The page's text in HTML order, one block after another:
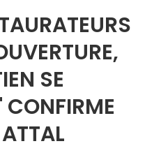
SE
CONFIRME